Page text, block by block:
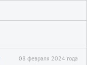
08 февраля 2024 года